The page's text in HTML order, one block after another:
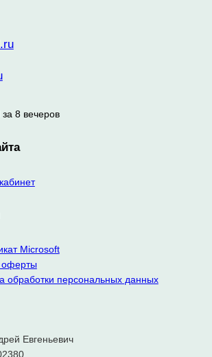
8 вечеров
Microsoft
оферты
обработки персональных данных
Евгеньевич